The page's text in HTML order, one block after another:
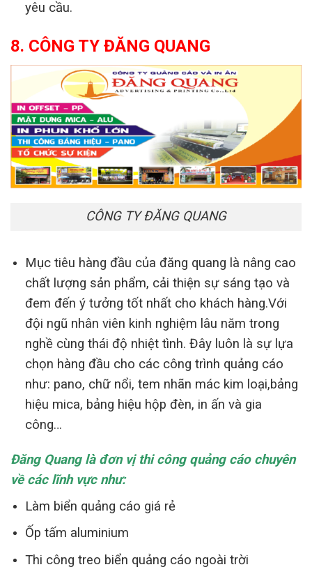
yêu cầu.
8. CÔNG TY ĐĂNG QUANG
CÔNG TY ĐĂNG QUANG
Mục tiêu hàng đầu của đăng quang là nâng cao
chất lượng sản phẩm, cải thiện sự sáng tạo và
đem đến ý tưởng tốt nhất cho khách hàng.Với
đội ngũ nhân viên kinh nghiệm lâu năm trong
nghề cùng thái độ nhiệt tình. Đây luôn là sự lựa
chọn hàng đầu cho các công trình quảng cáo
như: pano, chữ nổi, tem nhãn mác kim loại,bảng
hiệu mica, bảng hiệu hộp đèn, in ấn và gia
công…
Đăng Quang là đơn vị thi công quảng cáo chuyên
về các lĩnh vực như:
Làm biển quảng cáo giá rẻ
Ốp tấm aluminium
Thi công treo biển quảng cáo ngoài trời